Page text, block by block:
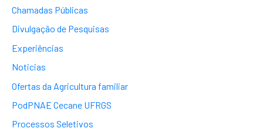
Chamadas Públicas
Divulgação de Pesquisas
Experiências
Noticias
Ofertas da Agricultura familiar
PodPNAE Cecane UFRGS
Processos Seletivos